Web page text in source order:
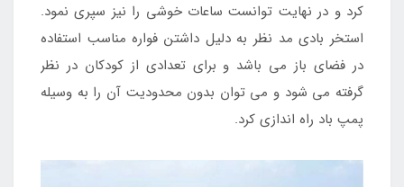
کرد و در نهایت توانست ساعات خوشی را نیز سپری نمود.
استخر بادی مد نظر به دلیل داشتن فواره مناسب استفاده
در فضای باز می باشد و برای تعدادی از کودکان در نظر
گرفته می شود و می توان بدون محدودیت آن را به وسیله
پمپ باد راه اندازی کرد.